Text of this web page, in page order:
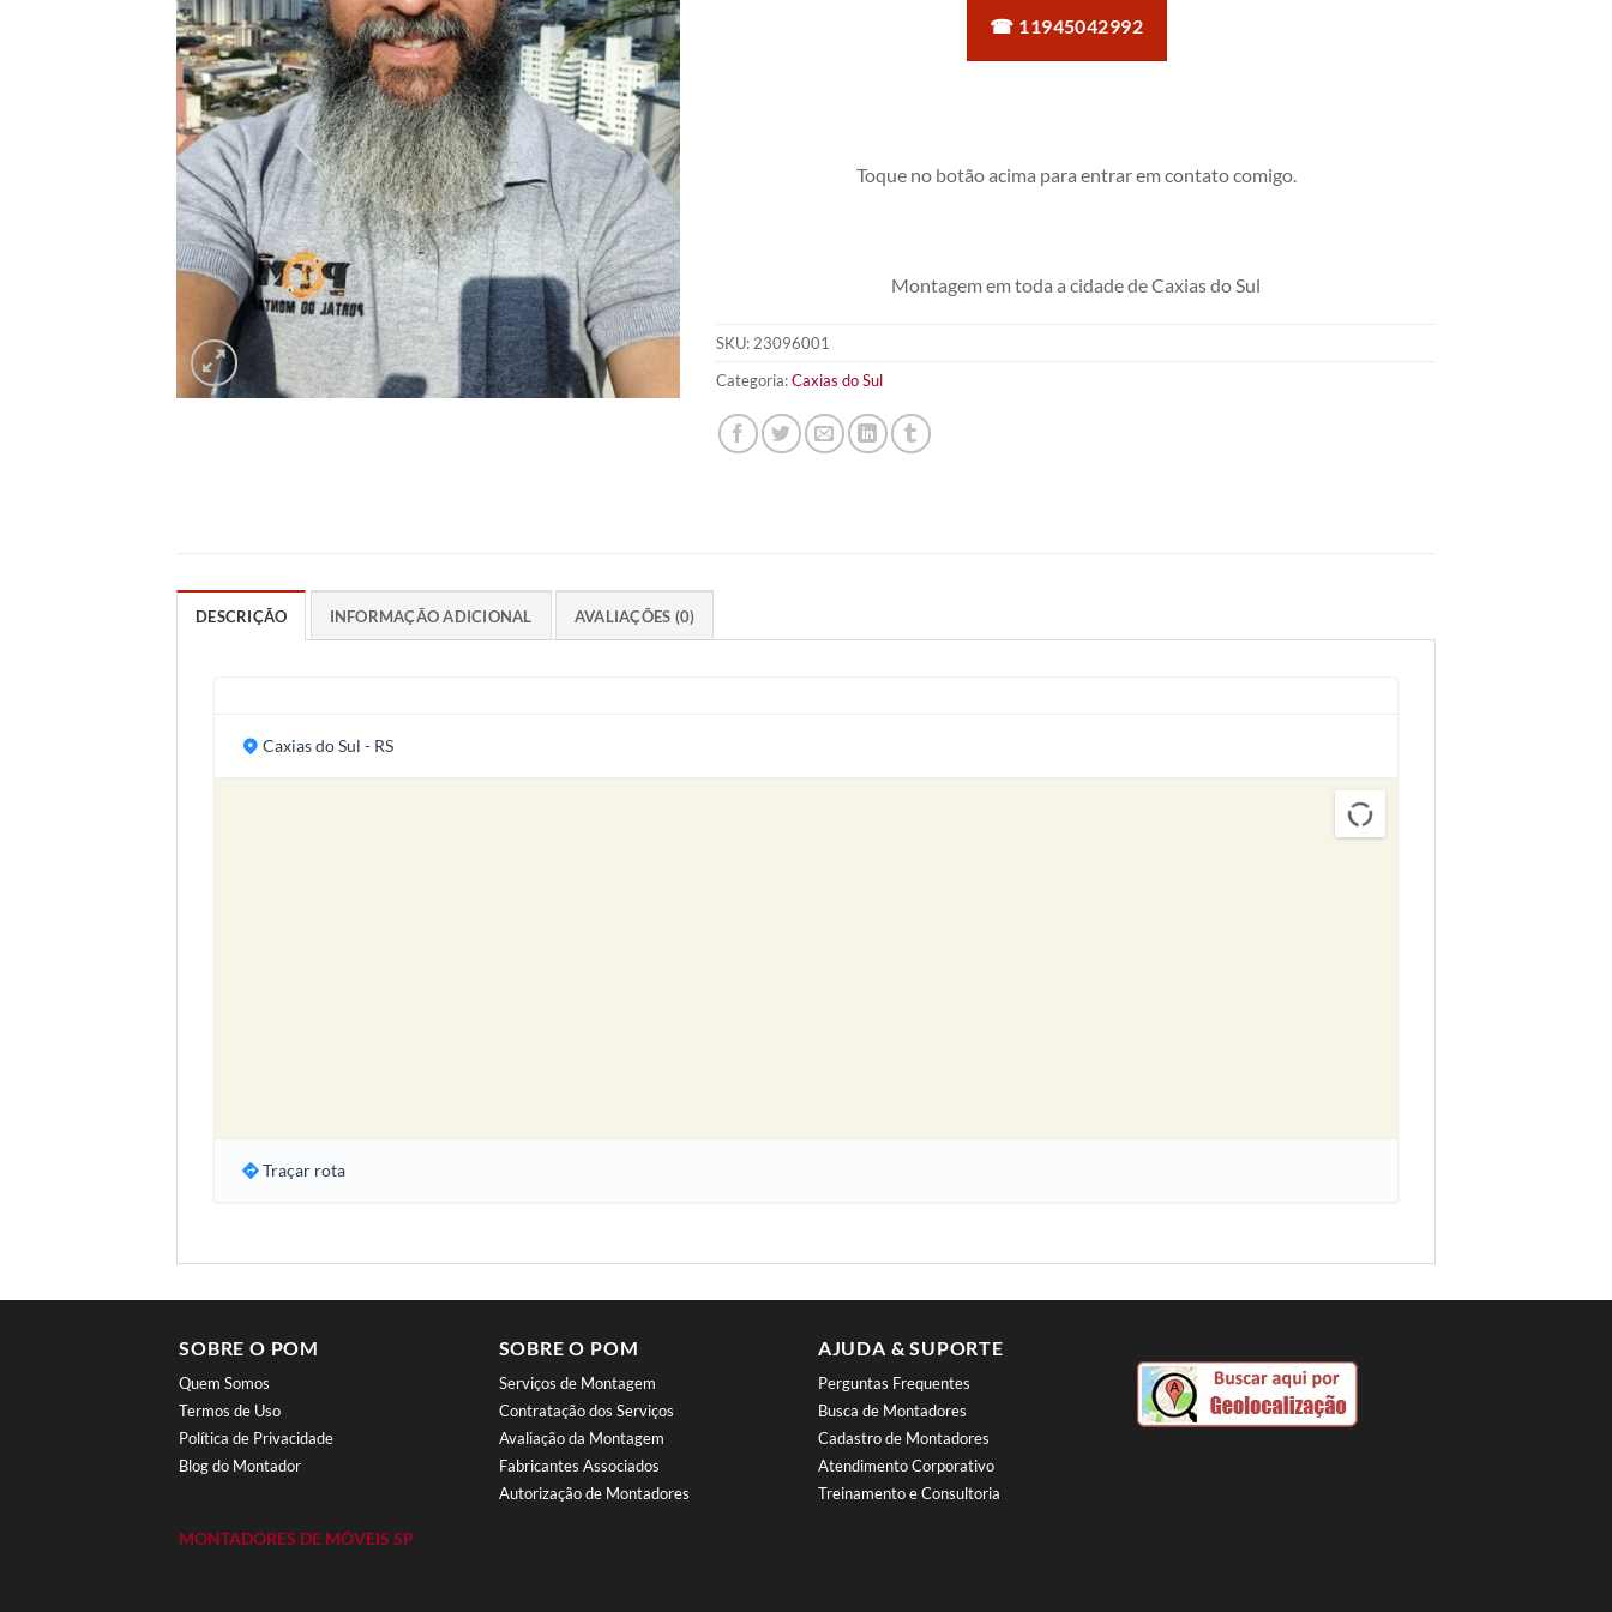
☎ 11945042992
Toque no botão acima para entrar em contato comigo.
Montagem em toda a cidade de Caxias do Sul
SKU:23096001
Categoria:Caxias do Sul
DESCRIÇÃO INFORMAÇÃO ADICIONAL AVALIAÇÕES (0)
Caxias do Sul - RS
Traçar rota
SOBRE O POM
Quem Somos
Termos de Uso
Política de Privacidade
Blog do Montador
MONTADORES DE MÓVEIS SP
SOBRE O POM
Serviços de Montagem
Contratação dos Serviços
Avaliação da Montagem
Fabricantes Associados
Autorização de Montadores
AJUDA & SUPORTE
Perguntas Frequentes
Busca de Montadores
Cadastro de Montadores
Atendimento Corporativo
Treinamento e Consultoria